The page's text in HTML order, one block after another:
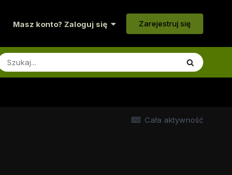
Masz konto? Zaloguj się Zarejestruj się
Cała aktywność